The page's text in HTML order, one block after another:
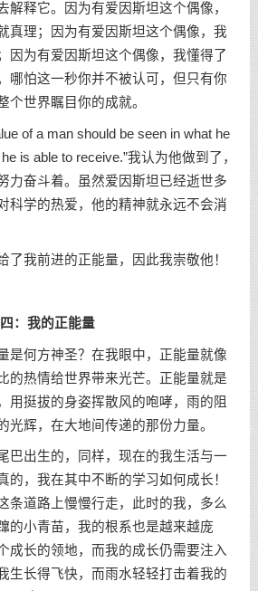
解释它。因为有爱因斯坦这个偶像，
真理；因为有爱因斯坦这个偶像，我
因为有爱因斯坦这个偶像，我懂得了
哪怕这一秒你并不被认可，但只有你
个世界瞩目你的成就。
of a man should be seen in what he
is able to receive.”我认为他做到了，
力奋斗着。虽然爱因斯坦已经逝世多
科学的热爱，他的精神就永远不会消
了我前进的正能量，因此我崇敬他！
：我的正能量
是何方神圣？在我眼中，正能量就像
的热情给世界带来光芒。正能量就是
用挺拔的身姿挥散风的咆哮，雨的阻
光辉，在大地间传递的那份力量。
巴出生的，同样，现在的我生活与一
的，我在其中不断的学习如何成长！
条道路上慢慢行走，此时的我，多么
的小青苗，我的根系也是越来越庞
成长的领地，而我的成长仍需要注入
生长得飞快，而雨水轻轻打击着我的